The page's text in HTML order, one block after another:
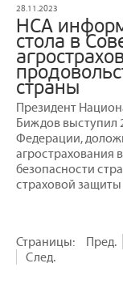
28.11.2023
НСА
стола в
страны
Президент
Биждов выступил
Федерации,
агрострахования
безопасности
страховой
Страницы:
Пред.
След.